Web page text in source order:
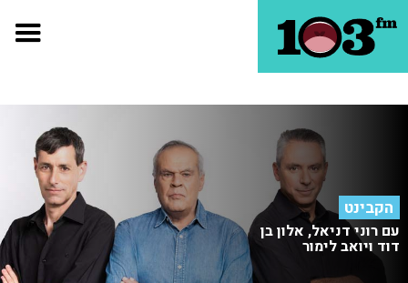
הקבינט
עם רוני דניאל, אלון בן
דוד ויואב לימור